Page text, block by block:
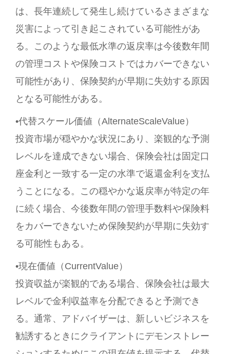
は、長年連続して発生し続けているさまざまな
災害によって引き起こされている可能性があ
る。このような最低水準の返戻率は今後数年間
の管理コストや保険コストではカバーできない
可能性があり、保険契約が早期に失効する原因
となる可能性がある。
•代替スケール価値（AlternateScaleValue）
投資市場が穏やかな状況にあり、楽観的な予測
レベルを達成できない場合、保険会社は固定口
座金利と一致する一定の水準で返還金利を支払
うことになる。この穏やかな返戻率が特定の年
に続く場合、今後数年間の管理手数料や保険料
をカバーできないため保険契約が早期に失効す
る可能性もある。
•現在価値（CurrentValue）
投資収益が楽観的である場合、保険会社は最大
レベルで金利収益率を分配できると予測でき
る。通常、アドバイザーは、新しいビジネスを
勧誘するときにクライアントにデモンストレー